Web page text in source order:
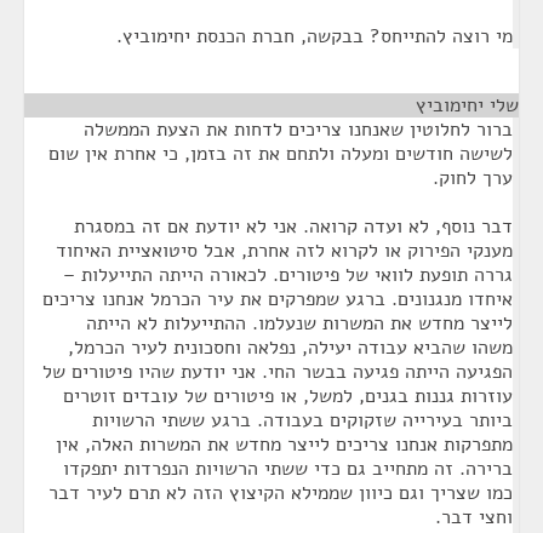
מי רוצה להתייחס? בבקשה, חברת הכנסת יחימוביץ.
שלי יחימוביץ
ברור לחלוטין שאנחנו צריכים לדחות את הצעת הממשלה
לשישה חודשים ומעלה ולתחם את זה בזמן, כי אחרת אין שום
ערך לחוק.
דבר נוסף, לא ועדה קרואה. אני לא יודעת אם זה במסגרת
מענקי הפירוק או לקרוא לזה אחרת, אבל סיטואציית האיחוד
גררה תופעת לוואי של פיטורים. לכאורה הייתה התייעלות –
איחדו מנגנונים. ברגע שמפרקים את עיר הכרמל אנחנו צריכים
לייצר מחדש את המשרות שנעלמו. ההתייעלות לא הייתה
משהו שהביא עבודה יעילה, נפלאה וחסכונית לעיר הכרמל,
הפגיעה הייתה פגיעה בבשר החי. אני יודעת שהיו פיטורים של
עוזרות גננות בגנים, למשל, או פיטורים של עובדים זוטרים
ביותר בעירייה שזקוקים בעבודה. ברגע ששתי הרשויות
מתפרקות אנחנו צריכים לייצר מחדש את המשרות האלה, אין
ברירה. זה מתחייב גם כדי ששתי הרשויות הנפרדות יתפקדו
כמו שצריך וגם כיוון שממילא הקיצוץ הזה לא תרם לעיר דבר
וחצי דבר.